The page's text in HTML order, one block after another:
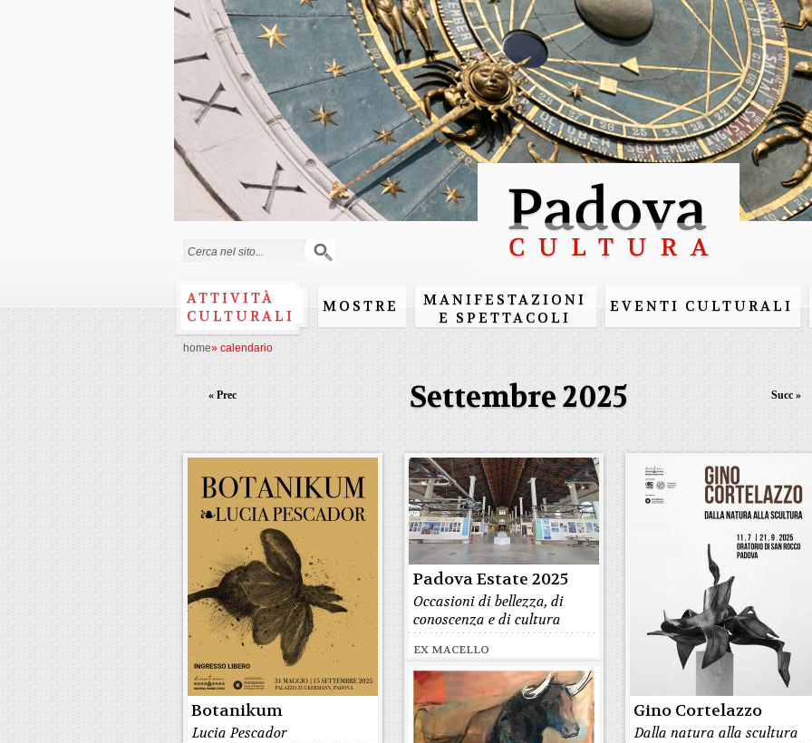
Salta al
contenuto
principale
Form di ricerca
ATTIVITÀ
CULTURALI
MOSTRE
MANIFESTAZIONI
E SPETTACOLI
EVENTI CULTURALI
home» calendario
Settembre 2025
« Prec Succ »
Botanikum
Lucia Pescador
Padova Estate 2025
Occasioni di bellezza, di
conoscenza e di cultura
EX MACELLO
Gino Cortelazzo
Dalla natura alla scultura